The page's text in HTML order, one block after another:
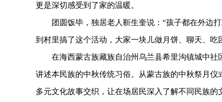
更是深切感受到了家的温暖。
团圆饭毕，独居老人靳生奎说：“孩子都在外边打
到村里搞了这个活动，大家一块儿做月饼、聊天、吃
在海西蒙古族藏族自治州乌兰县希里沟镇城中社
讲述本民族的中秋传统习俗。从蒙古族的中秋祭月
多元文化故事交织，让在场居民深入了解不同民族